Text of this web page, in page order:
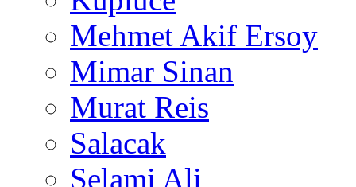
Mehmet Akif Ersoy
Mimar Sinan
Murat Reis
Salacak
Selami Ali